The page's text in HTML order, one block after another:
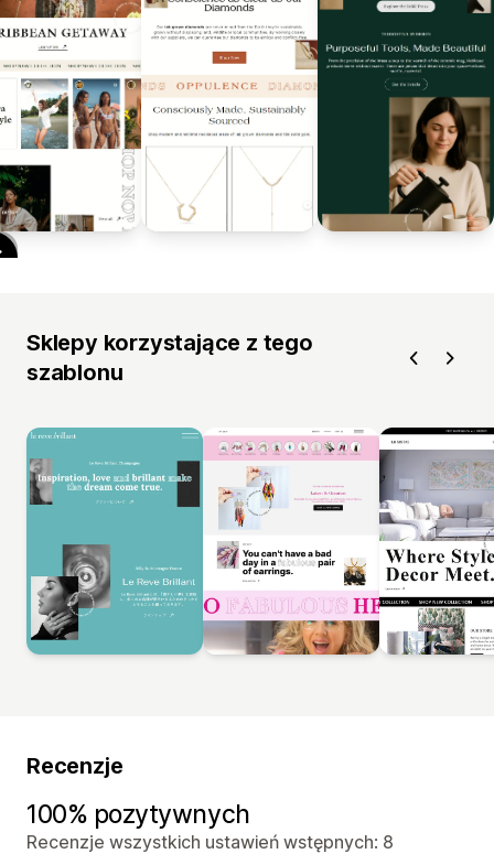
Sklepy korzystające z tego
szablonu
Recenzje
100% pozytywnych
Recenzje wszystkich ustawień wstępnych: 8